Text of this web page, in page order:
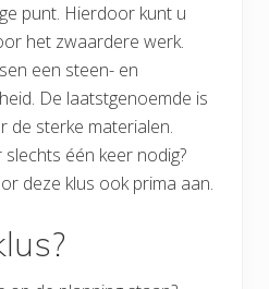
punt. Hierdoor kunt u
het zwaardere werk.
een steen- en
De laatstgenoemde is
de sterke materialen.
één keer nodig?
deze klus ook prima aan.